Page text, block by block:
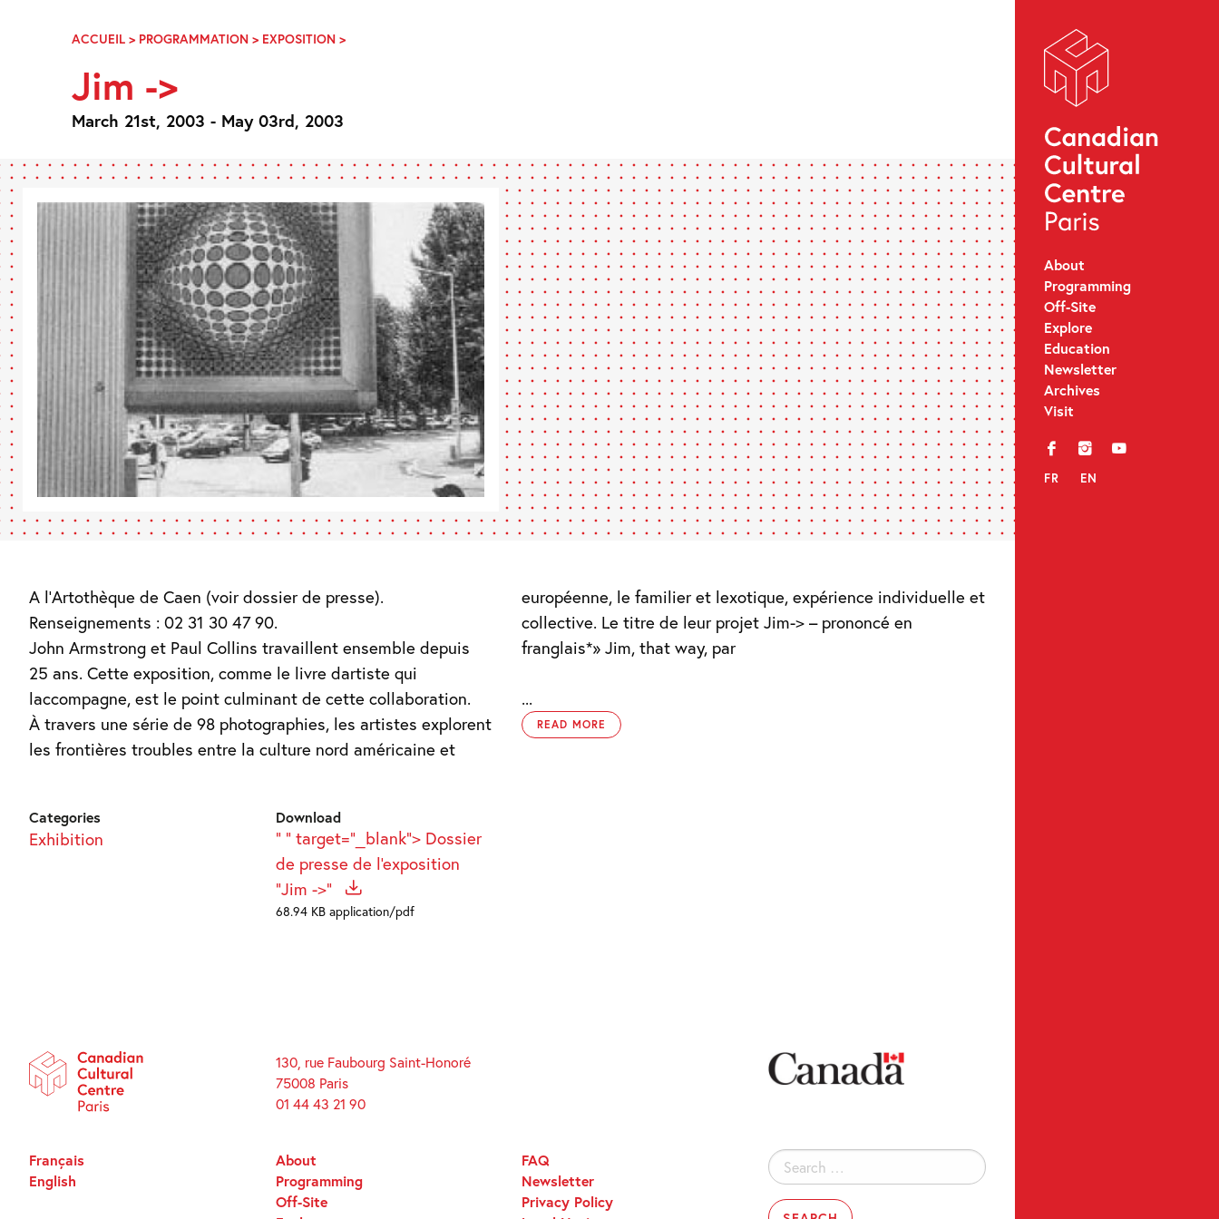
Navigation
About
Programming
Off-Site
Explore
Education
Newsletter
Archives
Visit
f i y
FR EN
ACCUEIL > PROGRAMMATION > EXPOSITION >JIM
Jim ->
March 21st, 2003 - May 03rd, 2003
A l’Artothèque de Caen (voir dossier de presse).
Renseignements : 02 31 30 47 90.
John Armstrong et Paul Collins travaillent ensemble depuis
25 ans. Cette exposition, comme le livre dartiste qui
laccompagne, est le point culminant de cette collaboration.
À travers une série de 98 photographies, les artistes explorent
les frontières troubles entre la culture nord américaine et
européenne, le familier et lexotique, expérience individuelle et
collective. Le titre de leur projet Jim-> – prononcé en
franglais*» Jim, that way, par
...
READ MORE
Categories
Exhibition
Download
" " target="_blank"> Dossier
de presse de l'exposition
"Jim ->"
68.94 KB application/pdf
130, rue Faubourg Saint-Honoré
75008 Paris
01 44 43 21 90
Search
for:
About
Programming
Off-Site
FAQ
Newsletter
Privacy Policy
Français
English